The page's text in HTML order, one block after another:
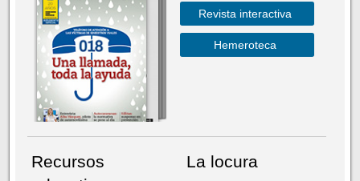
Revista interactiva
Hemeroteca
Recursos
La locura